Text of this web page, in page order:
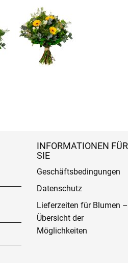
INFORMATIONEN FÜR
SIE
Geschäftsbedingungen
Datenschutz
Lieferzeiten für Blumen –
Übersicht der
Möglichkeiten